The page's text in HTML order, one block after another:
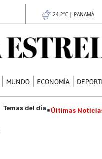
24.2°C | PANAMÁ
MUNDO ECONOMÍA
Últimas